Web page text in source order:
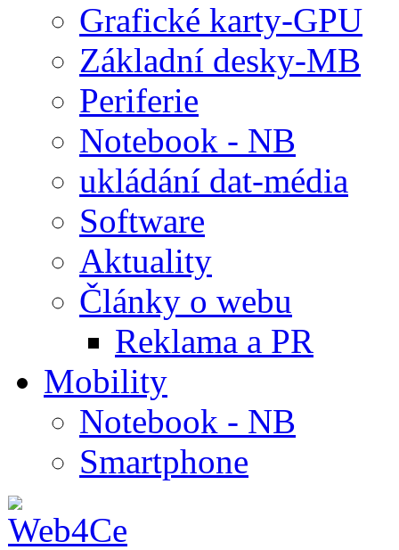
Grafické karty-GPU
Základní desky-MB
Periferie
Notebook - NB
ukládání dat-média
Software
Aktuality
Články o webu
Reklama a PR
Mobility
Notebook - NB
Smartphone